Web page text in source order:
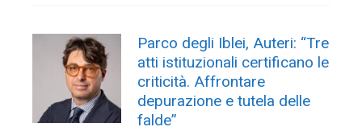
Parco degli Iblei, Auteri: “Tre
atti istituzionali certificano le
criticità. Affrontare
depurazione e tutela delle
falde”